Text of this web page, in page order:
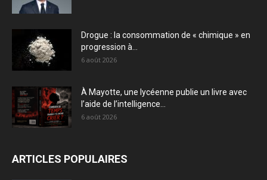
Drogue : la consommation de « chimique » en
progression à...
6 août 2026
À Mayotte, une lycéenne publie un livre avec
l’aide de l’intelligence...
6 août 2026
ARTICLES POPULAIRES